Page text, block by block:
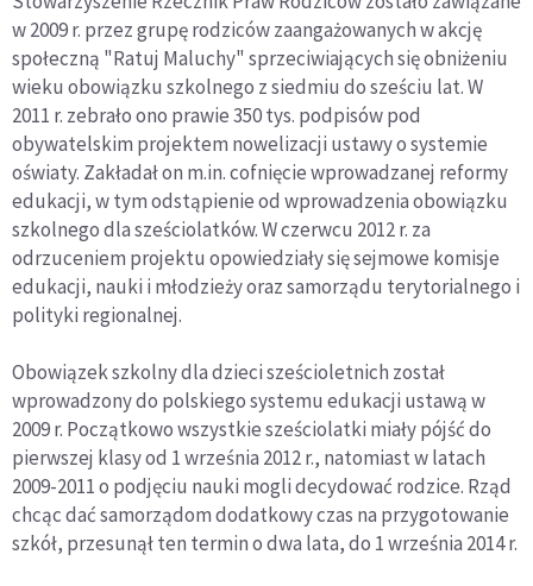
w 2009 r. przez grupę rodziców zaangażowanych w akcję
społeczną "Ratuj Maluchy" sprzeciwiających się obniżeniu
wieku obowiązku szkolnego z siedmiu do sześciu lat. W
2011 r. zebrało ono prawie 350 tys. podpisów pod
obywatelskim projektem nowelizacji ustawy o systemie
oświaty. Zakładał on m.in. cofnięcie wprowadzanej reformy
edukacji, w tym odstąpienie od wprowadzenia obowiązku
szkolnego dla sześciolatków. W czerwcu 2012 r. za
odrzuceniem projektu opowiedziały się sejmowe komisje
edukacji, nauki i młodzieży oraz samorządu terytorialnego i
polityki regionalnej.
Obowiązek szkolny dla dzieci sześcioletnich został
wprowadzony do polskiego systemu edukacji ustawą w
2009 r. Początkowo wszystkie sześciolatki miały pójść do
pierwszej klasy od 1 września 2012 r., natomiast w latach
2009-2011 o podjęciu nauki mogli decydować rodzice. Rząd
chcąc dać samorządom dodatkowy czas na przygotowanie
szkół, przesunął ten termin o dwa lata, do 1 września 2014 r.